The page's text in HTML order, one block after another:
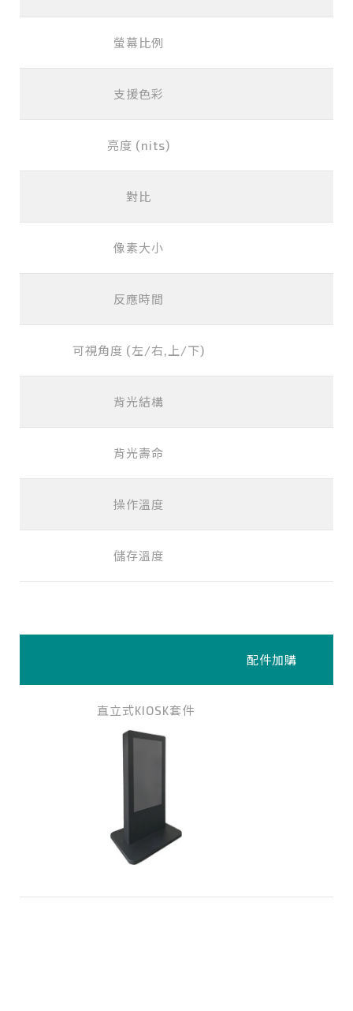
螢幕比例
支援色彩
亮度 (nits)
對比
像素大小
反應時間
可視角度 (左/右,上/下)
背光結構
背光壽命
操作溫度
儲存溫度
配件加購
直立式KIOSK套件